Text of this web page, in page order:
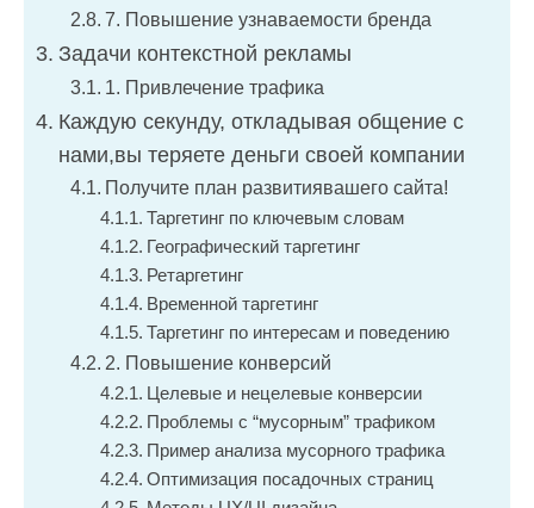
7. Повышение узнаваемости бренда
Задачи контекстной рекламы
1. Привлечение трафика
Каждую секунду, откладывая общение с
нами,вы теряете деньги своей компании
Получите план развитиявашего сайта!
Таргетинг по ключевым словам
Географический таргетинг
Ретаргетинг
Временной таргетинг
Таргетинг по интересам и поведению
2. Повышение конверсий
Целевые и нецелевые конверсии
Проблемы с “мусорным” трафиком
Пример анализа мусорного трафика
Оптимизация посадочных страниц